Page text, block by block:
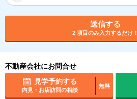
送信する
2 項目のみ入力するだけ！
不動産会社にお問合せ
見学予約する
内見・お店訪問の相談
無料